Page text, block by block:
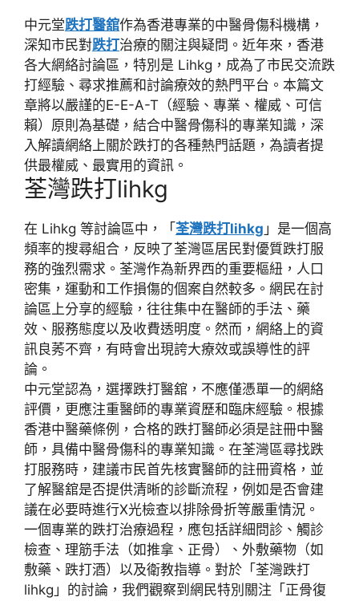
中元堂跌打醫舘作為香港專業的中醫骨傷科機構，
深知市民對跌打治療的關注與疑問。近年來，香港
各大網絡討論區，特別是 Lihkg ，成為了市民交流跌
打經驗、尋求推薦和討論療效的熱門平台。本篇文
章將以嚴謹的E-E-A-T （經驗、專業、權威、可信
賴）原則為基礎，結合中醫骨傷科的專業知識，深
入解讀網絡上關於跌打的各種熱門話題，為讀者提
供最權威、最實用的資訊。
荃灣跌打lihkg
在 Lihkg 等討論區中，「 荃灣跌打lihkg 」是一個高
頻率的搜尋組合，反映了荃灣區居民對優質跌打服
務的強烈需求。荃灣作為新界西的重要樞紐，人口
密集，運動和工作損傷的個案自然較多。網民在討
論區上分享的經驗，往往集中在醫師的手法、藥
效、服務態度以及收費透明度 。然而，網絡上的資
訊良莠不齊，有時會出現誇大療效或誤導性的評
論。
中元堂認為，選擇跌打醫舘，不應僅憑單一的網絡
評價，更應注重醫師的專業資歷和 臨床經驗 。根據
香港中醫藥條例，合格的跌打醫師必須是註冊中醫
師 ，具備中醫骨傷科的專業知識。在荃灣區尋找跌
打服務時，建議市民首先核實醫師的註冊資格，並
了解醫舘是否提供清晰的診斷流程 ，例如是否會建
議在必要時進行X光檢查以排除骨折等嚴重情況。
一個專業的跌打治療過程，應包括詳細問診 、 觸診
檢查 、 理筋手法 （如推拿、正骨）、 外敷藥物 （如
敷藥、跌打酒）以及衛教指導 。對於「 荃灣跌打
lihkg 」的討論，我們觀察到網民特別關注「 正骨復